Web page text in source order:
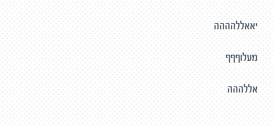
יאאללהההה
מעלוףףף
אללההה